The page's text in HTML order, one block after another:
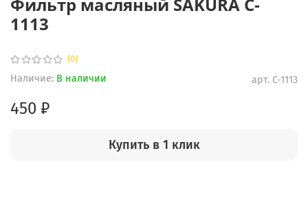
(0)
арт. C-1113
Наличие: В наличии
1113
450 ₽
Купить в 1 клик